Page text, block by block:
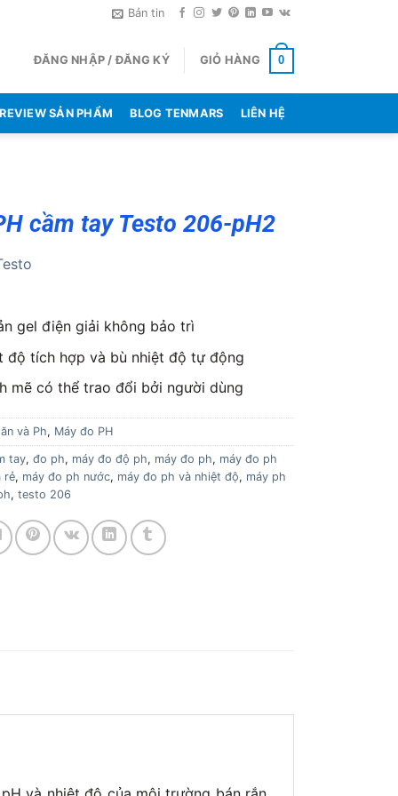
Bản tin
ĐĂNG NHẬP / ĐĂNG KÝ GIỎ HÀNG 0
REVIEW SẢN PHẨM BLOG TENMARS LIÊN HỆ
cầm tay Testo 206-pH2
gel điện giải không bảo trì
độ tích hợp và bù nhiệt độ tự động
mẽ có thể trao đổi bởi người dùng
và Ph, Máy đo PH
tay, đo ph, máy đo độ ph, máy đo ph, máy đo ph
rẻ, máy đo ph nước, máy đo ph và nhiệt độ, máy ph
, testo 206